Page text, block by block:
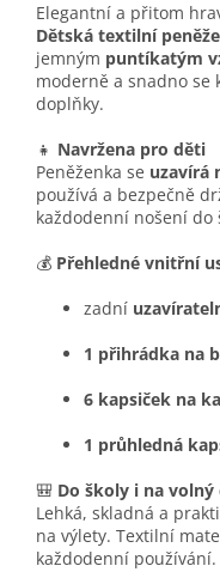
Elegantní a přitom
Dětská textilní
jemným puntíkatým
moderně a snadno
doplňky.
👧 Navržena pro děti
Peněženka se uzavírá
používá a bezpečně
každodenní nošení do
💰 Přehledné vnitřní
zadní
1 přihrádka na
6 kapsiček na
1 průhledná
🎒 Do školy i na volný
Lehká, skladná a
na výlety. Textilní
každodenní používání.